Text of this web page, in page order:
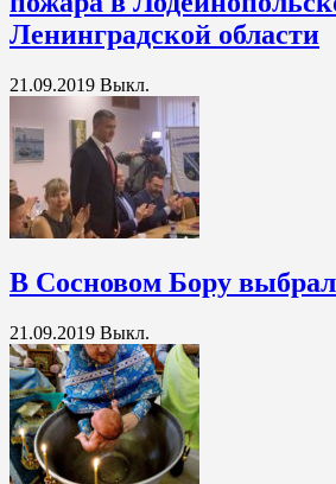
Ленинградской области
21.09.2019 Выкл.
В Сосновом Бору
21.09.2019 Выкл.